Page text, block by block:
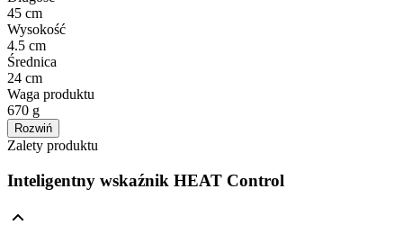
45 cm
Wysokość
4.5 cm
Średnica
24 cm
Waga produktu
670 g
Rozwiń
Zalety produktu
Inteligentny wskaźnik HEAT Control